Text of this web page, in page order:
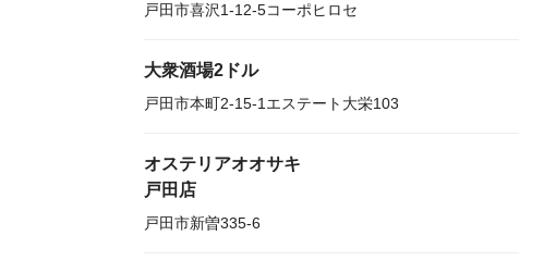
戸田市喜沢1-12-5コーポヒロセ
大衆酒場2ドル
戸田市本町2-15-1エステート大栄103
オステリアオオサキ
戸田店
戸田市新曽335-6